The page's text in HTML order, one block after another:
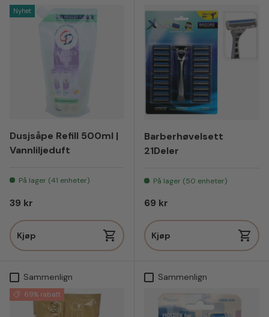
Nyhet
Dusjsåpe Refill 500ml |
Vannliljeduft
På lager (41 enheter)
Vanlig pris
39 kr
Kjøp
Barberhøvelsett
21Deler
På lager (50 enheter)
Vanlig pris
69 kr
Kjøp
Sammenlign
69% rabatt
Sammenlign